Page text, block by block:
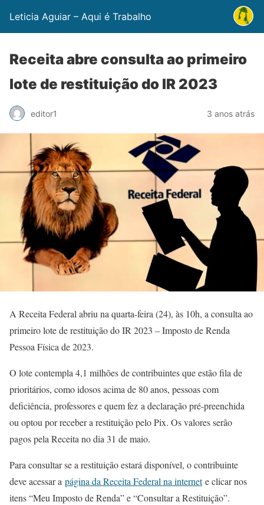
Leticia Aguiar – Aqui é Trabalho
Receita abre consulta ao primeiro
lote de restituição do IR 2023
editor1 3 anos atrás
A Receita Federal abriu na quarta-feira (24), às 10h, a consulta ao
primeiro lote de restituição do IR 2023 – Imposto de Renda
Pessoa Física de 2023.
O lote contempla 4,1 milhões de contribuintes que estão fila de
prioritários, como idosos acima de 80 anos, pessoas com
deficiência, professores e quem fez a declaração pré-preenchida
ou optou por receber a restituição pelo Pix. Os valores serão
pagos pela Receita no dia 31 de maio.
Para consultar se a restituição estará disponível, o contribuinte
deve acessar a página da Receita Federal na internete clicar nos
itens “Meu Imposto de Renda” e “Consultar a Restituição”.